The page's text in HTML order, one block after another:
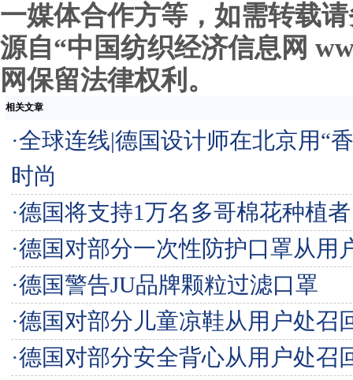
一媒体合作方等，如需转载
源自“中国纺织经济信息网
网保留法律权利。
相关文章
·全球连线|德国设计师在北京用“
时尚
·德国将支持1万名多哥棉花种植者
·德国对部分一次性防护口罩从用
·德国警告JU品牌颗粒过滤口罩
·德国对部分儿童凉鞋从用户处召
·德国对部分安全背心从用户处召